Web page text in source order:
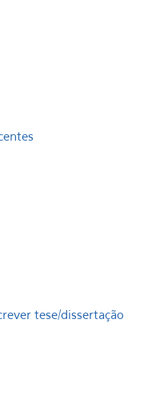
tese/dissertação